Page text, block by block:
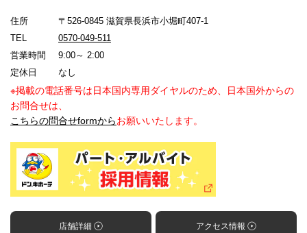
住所
〒526-0845 滋賀県長浜市小堀町407-1
TEL
0570-049-511
営業時間
9:00～ 2:00
定休日
なし
※掲載の電話番号は日本国内専用ダイヤルのため、日本国外からの
お問合せは、
こちらの問合せformからお願いいたします。
店舗詳細 アクセス情報